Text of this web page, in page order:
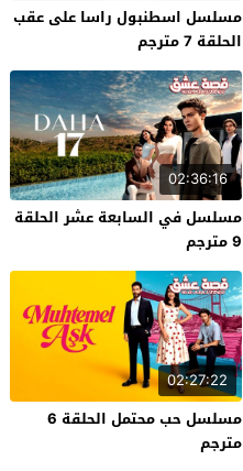
مسلسل اسطنبول راسا على عقب
الحلقة 7 مترجم
02:36:16
مسلسل في السابعة عشر الحلقة
9 مترجم
02:27:22
مسلسل حب محتمل الحلقة 6
مترجم